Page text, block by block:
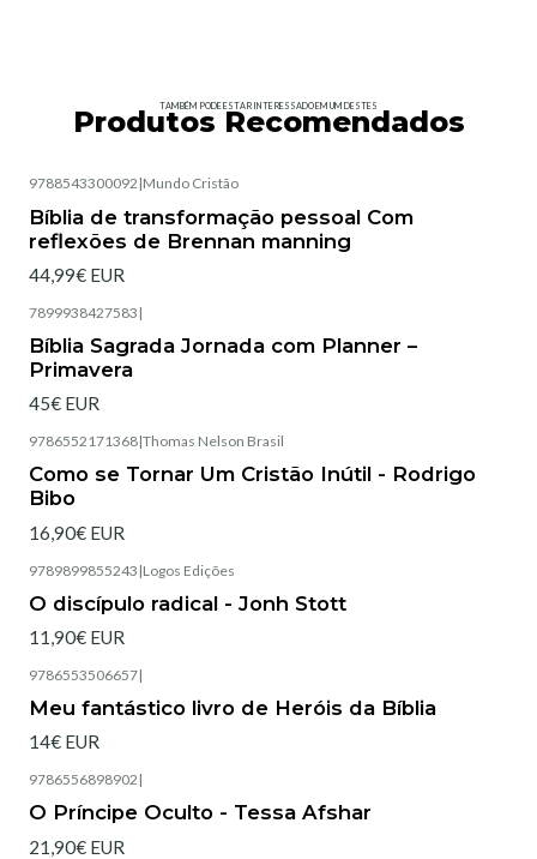
TAMBÉM PODE ESTAR INTERESSADO EM UM DESTES
Produtos Recomendados
9788543300092 |Mundo Cristão
Bíblia de transformação pessoal Com
reflexões de Brennan manning
44,99€ EUR
7899938427583 |
Bíblia Sagrada Jornada com Planner –
Primavera
45€ EUR
9786552171368|Thomas Nelson Brasil
Como se Tornar Um Cristão Inútil - Rodrigo
Bibo
16,90€ EUR
9789899855243 |Logos Edições
O discípulo radical - Jonh Stott
11,90€ EUR
9786553506657|
Meu fantástico livro de Heróis da Bíblia
14€ EUR
9786556898902 |
O Príncipe Oculto - Tessa Afshar
21,90€ EUR